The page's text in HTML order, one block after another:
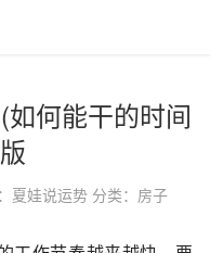
何能干的时间
夏娃说运势 分类： 房子